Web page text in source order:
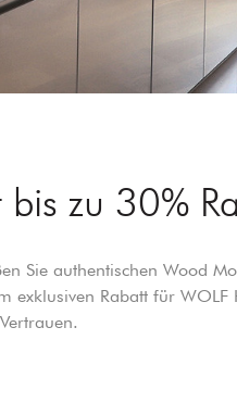
zu 30%
Sie authentischen Wood
exklusiven Rabatt für WOLF